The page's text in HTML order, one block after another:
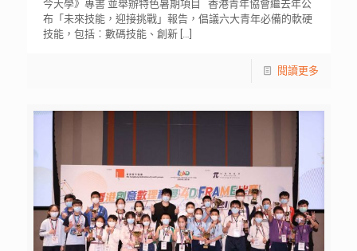
今天學》專書 並舉辦特色暑期項目 香港青年協會繼去年公
布「未來技能，迎接挑戰」報告，倡議六大青年必備的軟硬
技能，包括︰數碼技能、創新[…]
閱讀更多